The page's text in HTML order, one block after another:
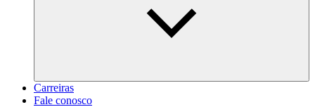
Carreiras
Fale conosco